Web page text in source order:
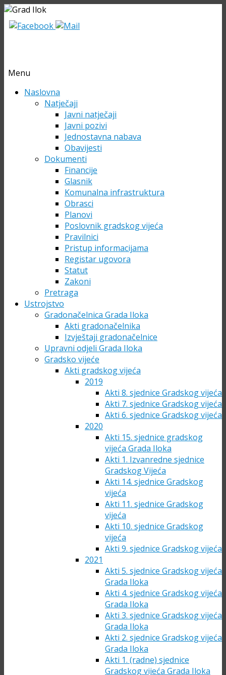
Menu
Skip Naslovna
Natječaji
Javni natječaji
Javni pozivi
Jednostavna nabava
Obavijesti
Dokumenti
Financije
Glasnik
Komunalna infrastruktura
Obrasci
Planovi
Poslovnik gradskog vijeća
Pravilnici
Pristup informacijama
Registar ugovora
Statut
Zakoni
Pretraga
Ustrojstvo
Gradonačelnica Grada Iloka
Akti gradonačelnika
Izvještaji gradonačelnice
Upravni odjeli Grada Iloka
Gradsko vijeće
Akti gradskog vijeća
2019
Akti 8. sjednice Gradskog vijeća
Akti 7. sjednice Gradskog vijeća
Akti 6. sjednice Gradskog vijeća
2020
Akti 15. sjednice gradskog
vijeća Grada Iloka
Akti 1. Izvanredne sjednice
Gradskog Vijeća
Akti 14. sjednice Gradskog
vijeća
Akti 11. sjednice Gradskog
vijeća
Akti 10. sjednice Gradskog
vijeća
Akti 9. sjednice Gradskog vijeća
2021
Akti 5. sjednice Gradskog vijeća
Grada Iloka
Akti 4. sjednice Gradskog vijeća
Grada Iloka
Akti 3. sjednice Gradskog vijeća
Grada Iloka
Akti 2. sjednice Gradskog vijeća
Grada Iloka
Akti 1. (radne) sjednice
Gradskog vijeća Grada Iloka